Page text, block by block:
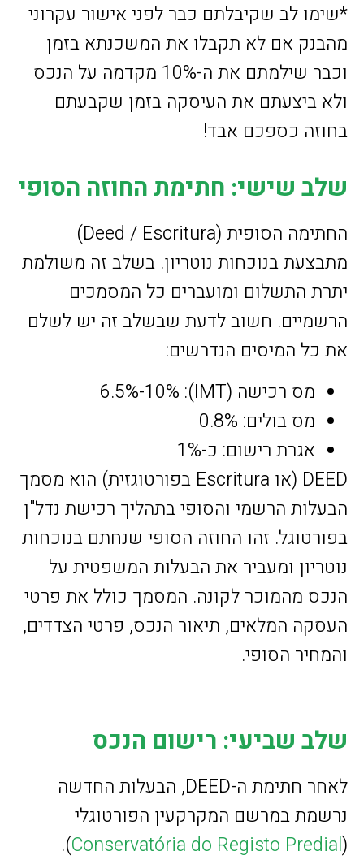
*שימו לב שקיבלתם כבר לפני אישור עקרוני
מהבנק אם לא תקבלו את המשכנתא בזמן
וכבר שילמתם את ה-10% מקדמה על הנכס
ולא ביצעתם את העיסקה בזמן שקבעתם
בחוזה כספכם אבד!
שלב שישי: חתימת החוזה הסופי
החתימה הסופית (Deed / Escritura)
מתבצעת בנוכחות נוטריון. בשלב זה משולמת
יתרת התשלום ומועברים כל המסמכים
הרשמיים. חשוב לדעת שבשלב זה יש לשלם
את כל המיסים הנדרשים:
מס רכישה (IMT): 6.5%-10%
מס בולים: 0.8%
אגרת רישום: כ-1%
DEED (או Escritura בפורטוגזית) הוא מסמך
הבעלות הרשמי והסופי בתהליך רכישת נדל"ן
בפורטוגל. זהו החוזה הסופי שנחתם בנוכחות
נוטריון ומעביר את הבעלות המשפטית על
הנכס מהמוכר לקונה. המסמך כולל את פרטי
העסקה המלאים, תיאור הנכס, פרטי הצדדים,
והמחיר הסופי.
שלב שביעי: רישום הנכס
לאחר חתימת ה-DEED, הבעלות החדשה
נרשמת במרשם המקרקעין הפורטוגלי
(
Conservatória do Registo Predial
).